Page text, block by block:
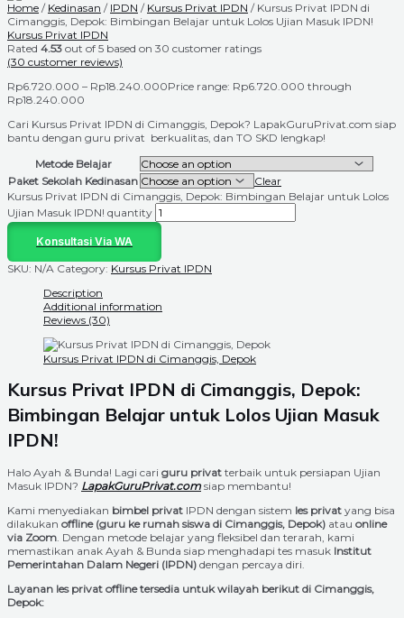
Home / Kedinasan / IPDN / Kursus Privat IPDN / Kursus Privat IPDN di
Cimanggis, Depok: Bimbingan Belajar untuk Lolos Ujian Masuk IPDN!
Kursus Privat IPDN
Rated 4.53 out of 5 based on 30 customer ratings
(30 customer reviews)
Rp6.720.000 – Rp18.240.000Price range: Rp6.720.000 through
Rp18.240.000
Cari Kursus Privat IPDN di Cimanggis, Depok? LapakGuruPrivat.com siap
bantu dengan guru privat berkualitas, dan TO SKD lengkap!
Metode Belajar
Paket Sekolah Kedinasan
Clear
Kursus Privat IPDN di Cimanggis, Depok: Bimbingan Belajar untuk Lolos
Ujian Masuk IPDN! quantity
Konsultasi Via WA
SKU: N/A Category: Kursus Privat IPDN
Description
Additional information
Reviews (30)
Kursus Privat IPDN di Cimanggis, Depok
Kursus Privat IPDN di Cimanggis, Depok:
Bimbingan Belajar untuk Lolos Ujian Masuk
IPDN!
Halo Ayah & Bunda! Lagi cari guru privat terbaik untuk persiapan Ujian
Masuk IPDN? LapakGuruPrivat.comsiap membantu!
Kami menyediakan bimbel privat IPDN dengan sistem les privat yang bisa
dilakukan offline (guru ke rumah siswa di Cimanggis, Depok) atau online
via Zoom . Dengan metode belajar yang fleksibel dan terarah, kami
memastikan anak Ayah & Bunda siap menghadapi tes masuk Institut
Pemerintahan Dalam Negeri (IPDN) dengan percaya diri.
Layanan les privat offline tersedia untuk wilayah berikut di Cimanggis,
Depok: